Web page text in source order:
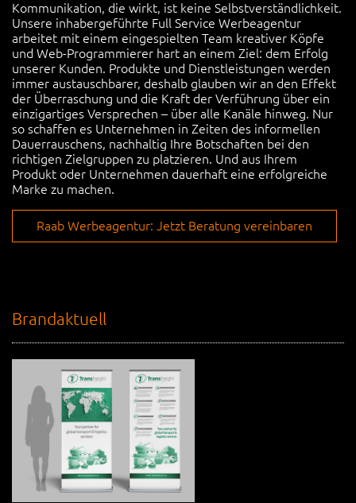
Kommunikation, die wirkt, ist keine Selbstverständlichkeit.
Unsere inhabergeführte Full Service Werbeagentur
arbeitet mit einem eingespielten Team kreativer Köpfe
und Web-Programmierer hart an einem Ziel: dem Erfolg
unserer Kunden. Produkte und Dienstleistungen werden
immer austauschbarer, deshalb glauben wir an den Effekt
der Überraschung und die Kraft der Verführung über ein
einzigartiges Versprechen – über alle Kanäle hinweg. Nur
so schaffen es Unternehmen in Zeiten des informellen
Dauerrauschens, nachhaltig Ihre Botschaften bei den
richtigen Zielgruppen zu platzieren. Und aus Ihrem
Produkt oder Unternehmen dauerhaft eine erfolgreiche
Marke zu machen.
Raab Werbeagentur: Jetzt Beratung vereinbaren
Brandaktuell